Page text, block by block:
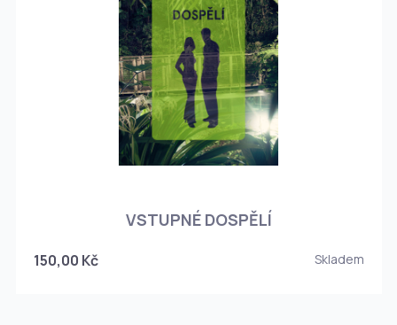
VSTUPNÉ DOSPĚLÍ
150,00 Kč Skladem